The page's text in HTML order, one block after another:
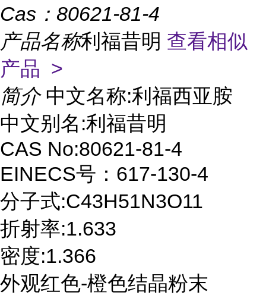
Cas： 80621-81-4
产品名称利福昔明 查看相似
产品 >
简介 中文名称:利福西亚胺
中文别名:利福昔明
CAS No:80621-81-4
EINECS号：617-130-4
分子式:C43H51N3O11
折射率:1.633
密度:1.366
外观红色-橙色结晶粉末